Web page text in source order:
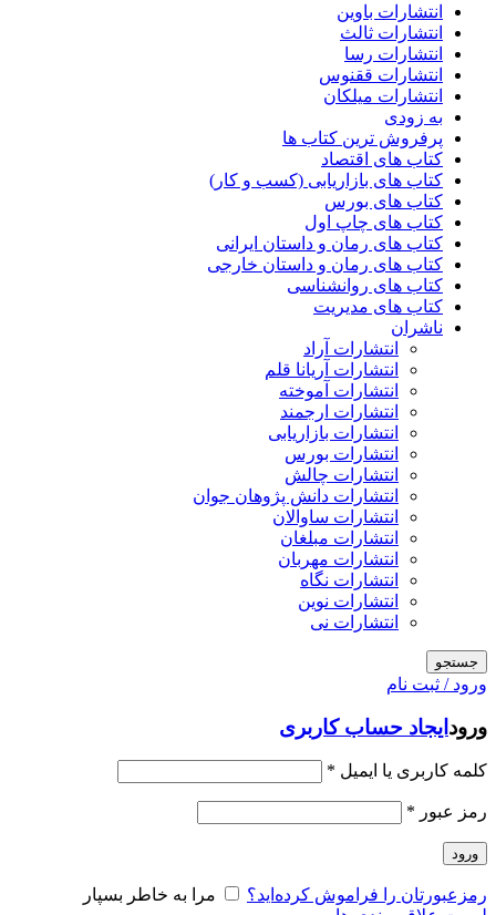
انتشارات باوین
انتشارات ثالث
انتشارات رسا
انتشارات ققنوس
انتشارات میلکان
به زودی
پرفروش ترین کتاب ها
کتاب های اقتصاد
کتاب های بازاریابی (کسب و کار)
کتاب های بورس
کتاب های چاپ اول
کتاب های رمان و داستان ایرانی
کتاب های رمان و داستان خارجی
کتاب های روانشناسی
کتاب های مدیریت
ناشران
انتشارات آراد
انتشارات آریانا قلم
انتشارات آموخته
انتشارات ارجمند
انتشارات بازاریابی
انتشارات بورس
انتشارات چالش
انتشارات دانش پژوهان جوان
انتشارات ساوالان
انتشارات مبلغان
انتشارات مهربان
انتشارات نگاه
انتشارات نوین
انتشارات نی
جستجو
ورود / ثبت نام
ورود ایجاد حساب کاربری
کلمه کاربری یا ایمیل *
رمز عبور *
ورود
رمزعبورتان را فراموش کرده‌اید؟
مرا به خاطر بسپار